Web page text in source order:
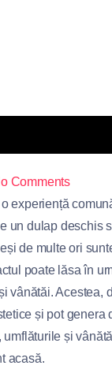
Comments
experiență
un dulap deschis
de multe ori
poate lăsa în
vânătăi. Acestea,
și pot genera
umflăturile și
acasă.